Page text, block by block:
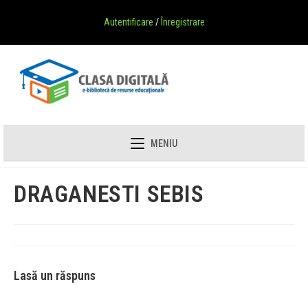
Autentificare / Înregistrare
MENIU
DRAGANESTI SEBIS
Lasă un răspuns